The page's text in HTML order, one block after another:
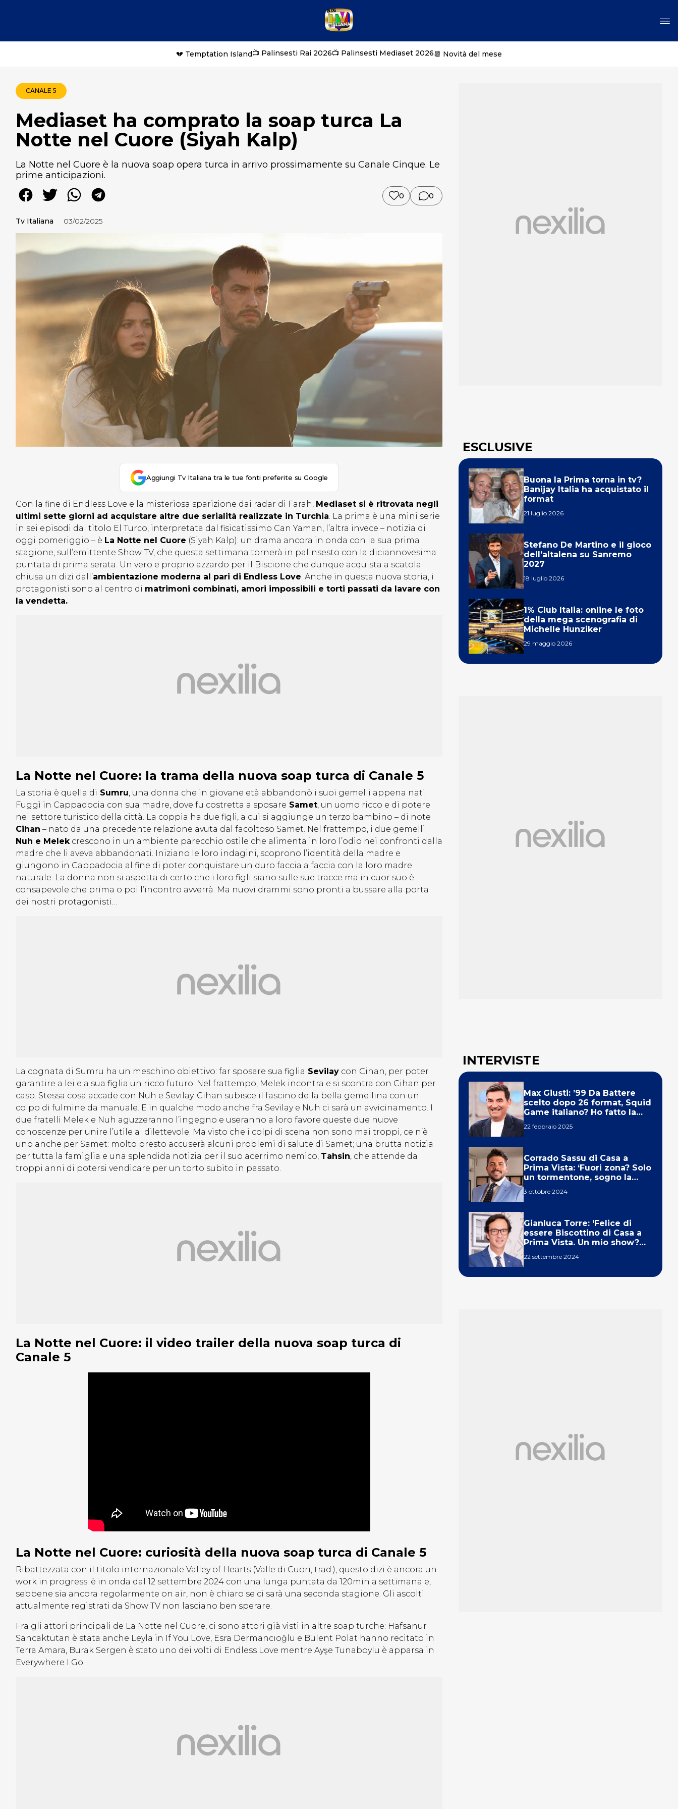
💔 Temptation Island📺 Palinsesti Rai 2026📺 Palinsesti Mediaset 2026📆 Novità del mese
CANALE 5
Mediaset ha comprato la soap turca La
Notte nel Cuore (Siyah Kalp)
La Notte nel Cuore è la nuova soap opera turca in arrivo prossimamente su Canale Cinque. Le
prime anticipazioni.
0 0
Tv Italiana 03/02/2025
Aggiungi Tv Italiana tra le tue fonti preferite su Google
Con la fine di Endless Love e la misteriosa sparizione dai radar di Farah, Mediaset si è ritrovata negli
ultimi sette giorni ad acquistare altre due serialità realizzate in Turchia. La prima è una mini serie
in sei episodi dal titolo El Turco, interpretata dal fisicatissimo Can Yaman, l’altra invece – notizia di
oggi pomeriggio – è La Notte nel Cuore (Siyah Kalp): un drama ancora in onda con la sua prima
stagione, sull’emittente Show TV, che questa settimana tornerà in palinsesto con la diciannovesima
puntata di prima serata. Un vero e proprio azzardo per il Biscione che dunque acquista a scatola
chiusa un dizi dall’ambientazione moderna al pari di Endless Love. Anche in questa nuova storia, i
protagonisti sono al centro di matrimoni combinati, amori impossibili e torti passati da lavare con
la vendetta.
La Notte nel Cuore: la trama della nuova soap turca di Canale 5
La storia è quella di Sumru, una donna che in giovane età abbandonò i suoi gemelli appena nati.
Fuggì in Cappadocia con sua madre, dove fu costretta a sposare Samet, un uomo ricco e di potere
nel settore turistico della città. La coppia ha due figli, a cui si aggiunge un terzo bambino – di note
Cihan – nato da una precedente relazione avuta dal facoltoso Samet. Nel frattempo, i due gemelli
Nuh e Melekcrescono in un ambiente parecchio ostile che alimenta in loro l’odio nei confronti dalla
madre che li aveva abbandonati. Iniziano le loro indagini, scoprono l’identità della madre e
giungono in Cappadocia al fine di poter conquistare un duro faccia a faccia con la loro madre
naturale. La donna non si aspetta di certo che i loro figli siano sulle sue tracce ma in cuor suo è
consapevole che prima o poi l’incontro avverrà. Ma nuovi drammi sono pronti a bussare alla porta
dei nostri protagonisti…
La cognata di Sumru ha un meschino obiettivo: far sposare sua figlia Sevilay con Cihan, per poter
garantire a lei e a sua figlia un ricco futuro. Nel frattempo, Melek incontra e si scontra con Cihan per
caso. Stessa cosa accade con Nuh e Sevilay. Cihan subisce il fascino della bella gemellina con un
colpo di fulmine da manuale. E in qualche modo anche fra Sevilay e Nuh ci sarà un avvicinamento. I
due fratelli Melek e Nuh aguzzeranno l’ingegno e useranno a loro favore queste due nuove
conoscenze per unire l’utile al dilettevole. Ma visto che i colpi di scena non sono mai troppi, ce n’è
uno anche per Samet: molto presto accuserà alcuni problemi di salute di Samet; una brutta notizia
per tutta la famiglia e una splendida notizia per il suo acerrimo nemico, Tahsin, che attende da
troppi anni di potersi vendicare per un torto subito in passato.
La Notte nel Cuore: il video trailer della nuova soap turca di
Canale 5
La Notte nel Cuore: curiosità della nuova soap turca di Canale 5
Ribattezzata con il titolo internazionale Valley of Hearts (Valle di Cuori, trad.), questo dizi è ancora un
work in progress. è in onda dal 12 settembre 2024 con una lunga puntata da 120min a settimana e,
sebbene sia ancora regolarmente on air, non è chiaro se ci sarà una seconda stagione. Gli ascolti
attualmente registrati da Show TV non lasciano ben sperare.
Fra gli attori principali de La Notte nel Cuore, ci sono attori già visti in altre soap turche: Hafsanur
Sancaktutan è stata anche Leyla in If You Love, Esra Dermancıoğlu e Bülent Polat hanno recitato in
Terra Amara, Burak Sergen è stato uno dei volti di Endless Love mentre Ayşe Tunaboylu è apparsa in
Everywhere I Go.
ESCLUSIVE
Buona la Prima torna in tv?
Banijay Italia ha acquistato il
format
21 luglio 2026
Stefano De Martino e il gioco
dell’altalena su Sanremo
2027
18 luglio 2026
1% Club Italia: online le foto
della mega scenografia di
Michelle Hunziker
29 maggio 2026
INTERVISTE
Max Giusti: ’99 Da Battere
scelto dopo 26 format, Squid
Game italiano? Ho fatto la
22 febbraio 2025
Corrado Sassu di Casa a
Prima Vista: ‘Fuori zona? Solo
un tormentone, sogno la
3 ottobre 2024
Gianluca Torre: ‘Felice di
essere Biscottino di Casa a
Prima Vista. Un mio show?
22 settembre 2024